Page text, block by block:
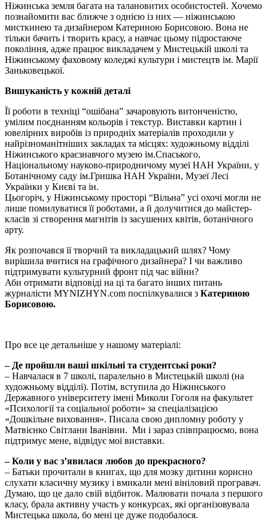
Ніжинська земля багата на талановитих особистостей. Хочемо
познайомити вас ближче з однією із них — ніжинською
мисткинею та дизайнером Катериною Борисовою. Вона не
тільки бачить і творить красу, а навчає цьому підростаюче
покоління, адже працює викладачем у Мистецькій школі та
Ніжинському фаховому коледжі культури і мистецтв ім. Марії
Заньковецької.
Вишуканість у кожній деталі
Її роботи в техніці “ошібана” зачаровують витонченістю,
умілим поєднанням кольорів і текстур. Виставки картин і
ювелірних виробів із природніх матеріалів проходили у
найрізноманітніших закладах та місцях: художньому відділі
Ніжинського краєзнавчого музею ім.Спаського,
Національному науково-природничому музеї НАН України, у
Ботанічному саду ім.Гришка НАН України, Музеї Лесі
Українки у Києві та ін.
Цьогоріч, у Ніжинському просторі “Вільна” усі охочі могли не
лише помилуватися її роботами, а й долучитися до майстер-
класів зі створення магнітів із засушених квітів, ботанічного
арту.
Як розпочався її творчий та викладацький шлях? Чому
вирішила вчитися на графічного дизайнера? І чи важливо
підтримувати культурний фронт під час війни?
Аби отримати відповіді на ці та багато інших питань
журналісти MYNIZHYN.com поспілкувалися з Катериною
Борисовою.
Про все це детальніше у нашому матеріалі:
– Де пройшли ваші шкільні та студентські роки?
– Навчалася в 7 школі, паралельно в Мистецькій школі (на
художньому відділі). Потім, вступила до Ніжинського
Державного університету імені Миколи Гоголя на факультет
«Психології та соціальної роботи» за спеціалізацією
«Дошкільне виховання». Писала свою дипломну роботу у
Матвієнко Світлани Іванівни. Ми і зараз співпрацюємо, вона
підтримує мене, відвідує мої виставки.
– Коли у вас з’явилася любов до прекрасного?
– Батьки прочитали в книгах, що для мозку дитини корисно
слухати класичну музику і вмикали мені вініловий програвач.
Думаю, що це дало свій відбиток. Малювати почала з першого
класу, брала активну участь у конкурсах, які організовувала
Мистецька школа, бо мені це дуже подобалося.